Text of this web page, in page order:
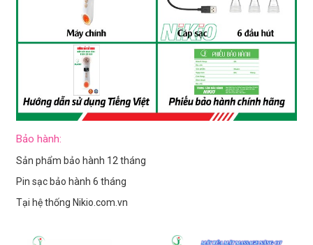
Bảo hành:
Sản phẩm bảo hành 12 tháng
Pin sạc bảo hành 6 tháng
Tại hệ thống Nikio.com.vn